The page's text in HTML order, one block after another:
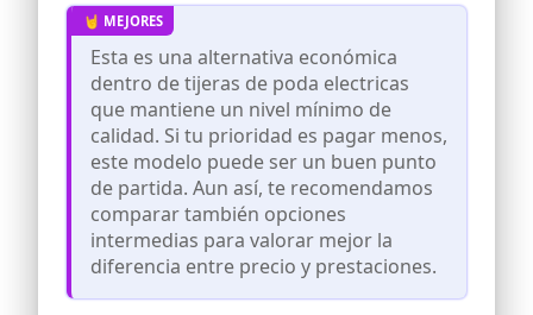
⚠️Nota: Para ramas o maderas
gruesas/húmedas que superen los 40
mm de diámetro, se requieren cortes
repetidos con una tijera de podar
eléctrica, ya que un único intento no
puede cortarlas completamente.
🔥【Tijeras Podar Profesionales con
Pantalla LCD Inteligente】La pantalla
LCD integrada muestra el estado de la
batería y el número de cortes. Esta
función práctica permite un
seguimiento y gestión sencillos,
ayudándote a planificar tareas de poda
con mayor eficacia. Seguridad y
Esta es una alternativa económica
dentro de tijeras de poda electricas
que mantiene un nivel mínimo de
calidad. Si tu prioridad es pagar menos,
este modelo puede ser un buen punto
de partida. Aun así, te recomendamos
comparar también opciones
intermedias para valorar mejor la
diferencia entre precio y prestaciones.